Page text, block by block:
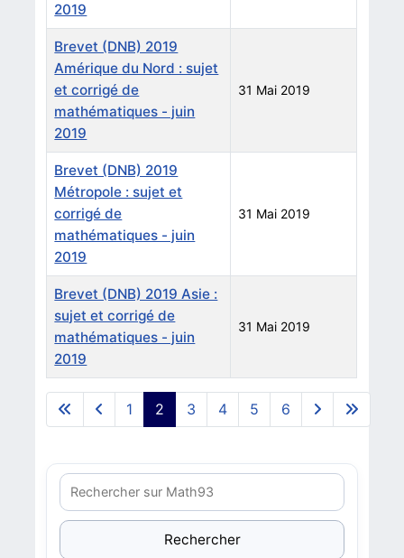
Articles
2019
Brevet (DNB) 2019
Amérique du Nord : sujet
et corrigé de
mathématiques - juin
2019
31 Mai 2019
Brevet (DNB) 2019
Métropole : sujet et
corrigé de
mathématiques - juin
2019
31 Mai 2019
Brevet (DNB) 2019 Asie :
sujet et corrigé de
mathématiques - juin
2019
31 Mai 2019
Page 2 sur 6
1 2 3 4 5 6
Rechercher